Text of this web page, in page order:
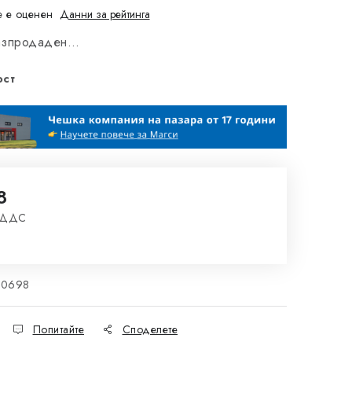
е оценен Данни за рейтинга
ДДС
Попитайте Споделете